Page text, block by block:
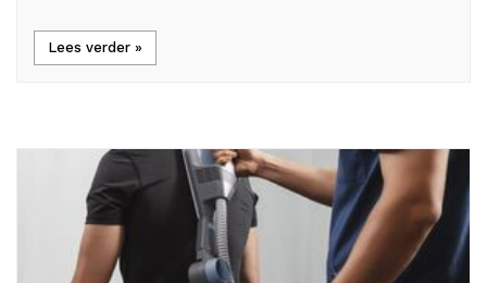
Lees verder »